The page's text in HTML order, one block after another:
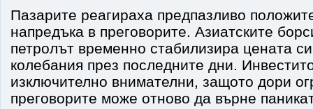
Пазарите реагираха предпазливо
напредъка в преговорите. Азиатските
петролът временно стабилизира цената
колебания през последните дни.
изключително внимателни, защото дори
преговорите може отново да върне